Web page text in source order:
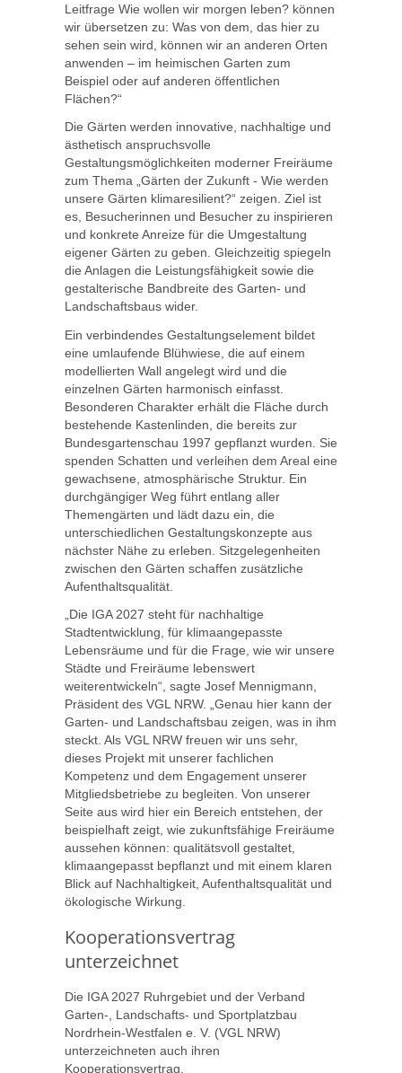
Leitfrage Wie wollen wir morgen leben? können
wir übersetzen zu: Was von dem, das hier zu
sehen sein wird, können wir an anderen Orten
anwenden – im heimischen Garten zum
Beispiel oder auf anderen öffentlichen
Flächen?“
Die Gärten werden innovative, nachhaltige und
ästhetisch anspruchsvolle
Gestaltungsmöglichkeiten moderner Freiräume
zum Thema „Gärten der Zukunft - Wie werden
unsere Gärten klimaresilient?“ zeigen. Ziel ist
es, Besucherinnen und Besucher zu inspirieren
und konkrete Anreize für die Umgestaltung
eigener Gärten zu geben. Gleichzeitig spiegeln
die Anlagen die Leistungsfähigkeit sowie die
gestalterische Bandbreite des Garten- und
Landschaftsbaus wider.
Ein verbindendes Gestaltungselement bildet
eine umlaufende Blühwiese, die auf einem
modellierten Wall angelegt wird und die
einzelnen Gärten harmonisch einfasst.
Besonderen Charakter erhält die Fläche durch
bestehende Kastenlinden, die bereits zur
Bundesgartenschau 1997 gepflanzt wurden. Sie
spenden Schatten und verleihen dem Areal eine
gewachsene, atmosphärische Struktur. Ein
durchgängiger Weg führt entlang aller
Themengärten und lädt dazu ein, die
unterschiedlichen Gestaltungskonzepte aus
nächster Nähe zu erleben. Sitzgelegenheiten
zwischen den Gärten schaffen zusätzliche
Aufenthaltsqualität.
„Die IGA 2027 steht für nachhaltige
Stadtentwicklung, für klimaangepasste
Lebensräume und für die Frage, wie wir unsere
Städte und Freiräume lebenswert
weiterentwickeln“, sagte Josef Mennigmann,
Präsident des VGL NRW. „Genau hier kann der
Garten- und Landschaftsbau zeigen, was in ihm
steckt. Als VGL NRW freuen wir uns sehr,
dieses Projekt mit unserer fachlichen
Kompetenz und dem Engagement unserer
Mitgliedsbetriebe zu begleiten. Von unserer
Seite aus wird hier ein Bereich entstehen, der
beispielhaft zeigt, wie zukunftsfähige Freiräume
aussehen können: qualitätsvoll gestaltet,
klimaangepasst bepflanzt und mit einem klaren
Blick auf Nachhaltigkeit, Aufenthaltsqualität und
ökologische Wirkung.
Kooperationsvertrag
unterzeichnet
Die IGA 2027 Ruhrgebiet und der Verband
Garten-, Landschafts- und Sportplatzbau
Nordrhein-Westfalen e. V. (VGL NRW)
unterzeichneten auch ihren
Kooperationsvertrag.